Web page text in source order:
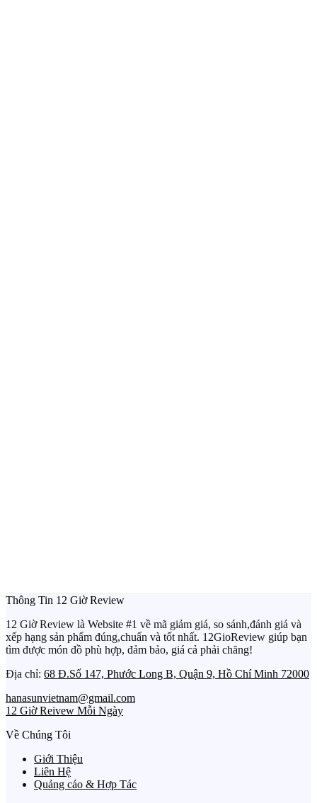
Thông Tin 12 Giờ Review
12 Giờ Review là Website #1 về mã giảm giá, so sánh,đánh giá và
xếp hạng sản phẩm đúng,chuẩn và tốt nhất. 12GioReview giúp bạn
tìm được món đồ phù hợp, đảm bảo, giá cả phải chăng!
Địa chỉ: 68 Đ.Số 147, Phước Long B, Quận 9, Hồ Chí Minh 72000
hanasunvietnam@gmail.com
12 Giờ Reivew Mỗi Ngày
Về Chúng Tôi
Giới Thiệu
Liên Hệ
Quảng cáo & Hợp Tác